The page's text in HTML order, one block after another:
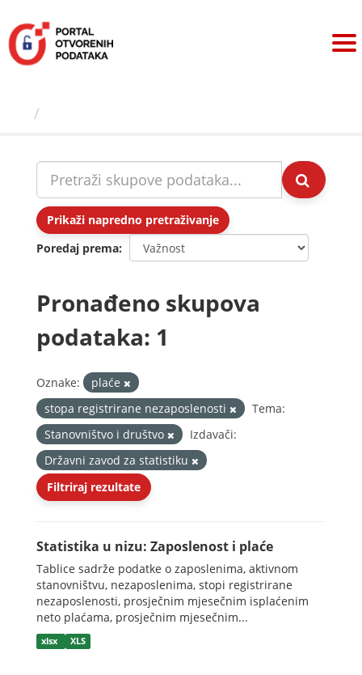
sadržaj
Prikaži napredno pretraživanje
Poredaj prema
Pronađeno skupova
podataka: 1
Oznake:
plaće
stopa registrirane nezaposlenosti
Tema:
Stanovništvo i društvo
Izdavači:
Državni zavod za statistiku
Filtriraj rezultate
Statistika u nizu: Zaposlenost i plaće
Tablice sadrže podatke o zaposlenima, aktivnom
stanovništvu, nezaposlenima, stopi registrirane
nezaposlenosti, prosječnim mjesečnim isplaćenim
neto plaćama, prosječnim mjesečnim...
xlsx XLS